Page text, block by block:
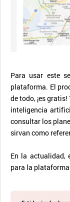
Para usar este
plataforma. El
de todo, ¡es
inteligencia
consultar los
sirvan como
En la actualidad,
para la